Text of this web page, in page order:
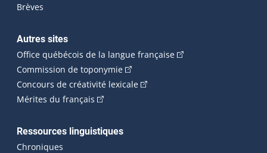
Brèves
Autres sites
Office québécois de la langue française(Cet hyperlien
Commission de toponymie(Cet hyperlien externe s'ouvrira
Concours de créativité lexicale(Cet hyperlien externe
Mérites du français (Cet hyperlien externe s'ouvrira dans une
Ressources linguistiques
Chroniques